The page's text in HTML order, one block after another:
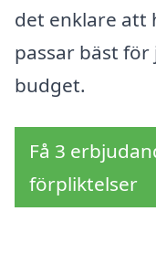
det enklare att
passar bäst
budget.
Få 3
förpliktelser